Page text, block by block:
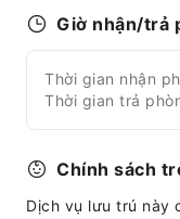
Hộp sơ cứu
Bình chữa cháy
Giờ nhận/trả
Thời gian nhận
Thời gian trả
Chính sách
Dịch vụ lưu trú này